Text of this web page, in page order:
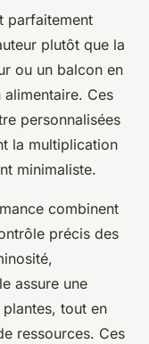
parfaitement
plutôt que la
ou un balcon en
Ces
personnalisées
la multiplication
minimaliste.
combinent
précis des
assure une
tout en
ressources. Ces